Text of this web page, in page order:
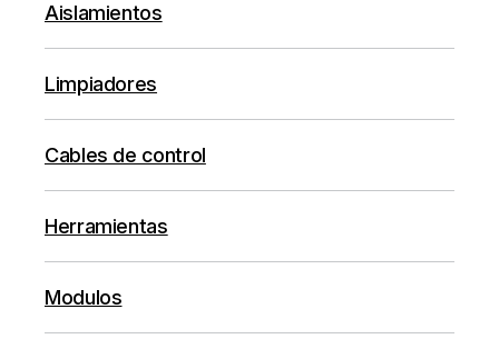
Aislamientos
Limpiadores
Cables de control
Herramientas
Modulos